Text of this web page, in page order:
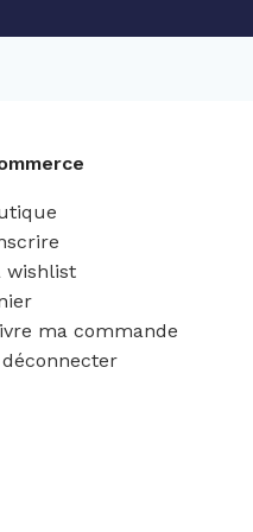
wishlist
ma commande
déconnecter